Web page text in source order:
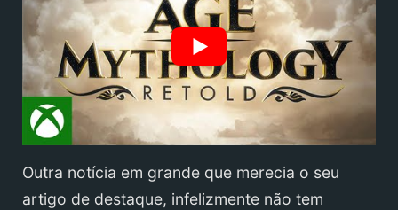
Outra notícia em grande que merecia o seu
artigo de destaque, infelizmente não tem